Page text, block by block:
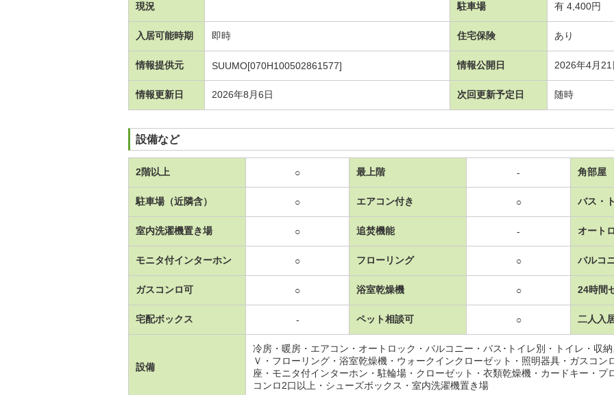
現況 駐車場 有 4,400円
入居可能時期 即時 住宅保険 あり
情報提供元 SUUMO[070H100502861577] 情報公開日 2026年4月21
情報更新日 2026年8月6日 次回更新予定日 随時
設備など
2階以上 ○ 最上階 - 角部屋
駐車場（近隣含） ○ エアコン付き ○ バス・
室内洗濯機置き場 ○ 追焚機能 - オート
モニタ付インターホン ○ フローリング ○ バルコ
ガスコンロ可 ○ 浴室乾燥機 ○ 24時間
宅配ボックス - ペット相談可 ○ 二人入
設備
冷房・暖房・エアコン・オートロック・バルコニー・バス･トイレ別・トイレ・収
Ｖ・フローリング・浴室乾燥機・ウォークインクローゼット・照明器具・ガスコン
座・モニタ付インターホン・駐輪場・クローゼット・衣類乾燥機・カードキー・プ
コンロ2口以上・シューズボックス・室内洗濯機置き場